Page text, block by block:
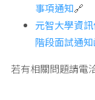
事項通知🔗
元智大學資
階段面試通
若有相關問題請電